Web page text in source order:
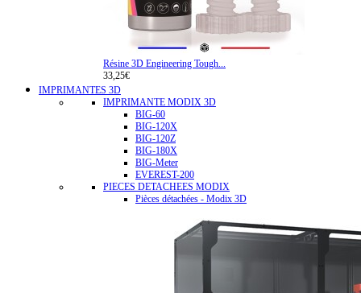
Résine 3D Engineering Tough...
33,25€
IMPRIMANTES 3D
IMPRIMANTE MODIX 3D
BIG-60
BIG-120X
BIG-120Z
BIG-180X
BIG-Meter
EVEREST-200
PIECES DETACHEES MODIX
Pièces détachées - Modix 3D